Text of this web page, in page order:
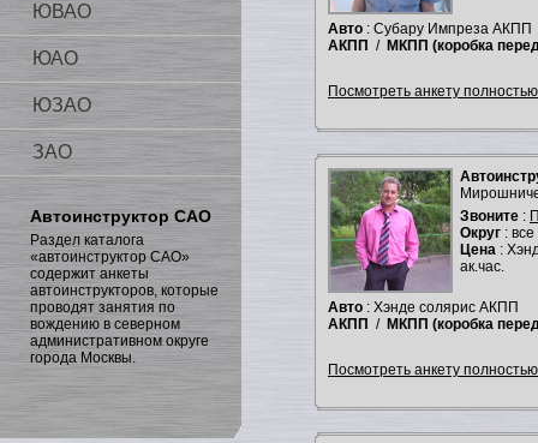
ЮВАО
ЮАО
ЮЗАО
ЗАО
Автоинструктор САО
Раздел каталога
«автоинструктор САО»
содержит анкеты
автоинструкторов, которые
проводят занятия по
вождению в северном
административном округе
города Москвы.
Авто : Субару Импреза АКПП
АКПП / МКПП (коробка
Посмотреть анкету
Звоните :
Округ : все
Цена :
ак.час.
Авто : Хэнде солярис АКПП
АКПП / МКПП (коробка
Посмотреть анкету